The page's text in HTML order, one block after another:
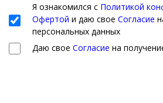
Я ознакомился с Политикой
Офертой и даю свое Согласие
персональных данных
Даю свое Согласие на